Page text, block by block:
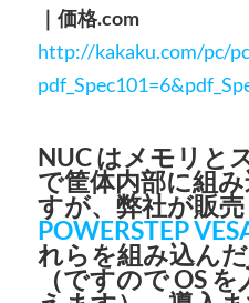
｜価格.com
http://kakaku.com/pc/
NUC はメモリと
で筐体内部に組
すが、弊社が販
POWERSTEP
れらを組み込ん
（ですので OS